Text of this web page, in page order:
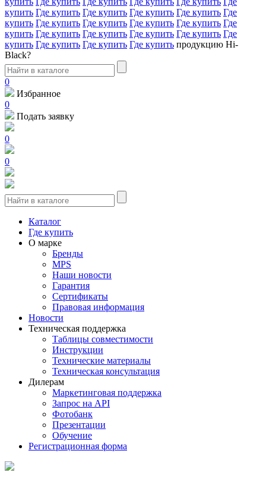
купить Где купить Где купить Где купить Где купить Где
купить Где купить Где купить Где купить Где купить Где
купить Где купить Где купить Где купить Где купить Где
купить Где купить Где купить Где купить продукцию Hi-
Black?
0
Избранное
0
Подать заявку
0
0
Каталог
Где купить
О марке
Бренды
MPS
Наши новости
Гарантия
Сертификаты
Правовая информация
Новости
Техническая поддержка
Таблицы совместимости
Инструкции
Технические материалы
Техническая консультация
Дилерам
Маркетинговая поддержка
Запрос на API
Фотобанк
Презентации
Обучение
Регистрационная форма